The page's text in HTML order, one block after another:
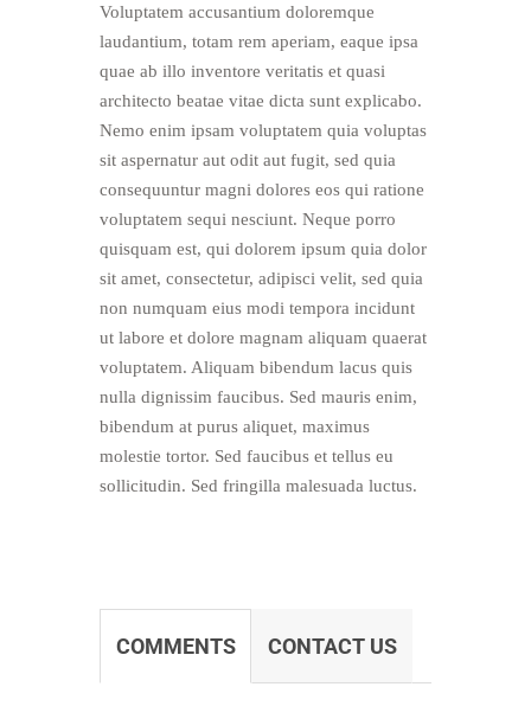
Voluptatem accusantium doloremque
laudantium, totam rem aperiam, eaque ipsa
quae ab illo inventore veritatis et quasi
architecto beatae vitae dicta sunt explicabo.
Nemo enim ipsam voluptatem quia voluptas
sit aspernatur aut odit aut fugit, sed quia
consequuntur magni dolores eos qui ratione
voluptatem sequi nesciunt. Neque porro
quisquam est, qui dolorem ipsum quia dolor
sit amet, consectetur, adipisci velit, sed quia
non numquam eius modi tempora incidunt
ut labore et dolore magnam aliquam quaerat
voluptatem. Aliquam bibendum lacus quis
nulla dignissim faucibus. Sed mauris enim,
bibendum at purus aliquet, maximus
molestie tortor. Sed faucibus et tellus eu
sollicitudin. Sed fringilla malesuada luctus.
COMMENTS CONTACT US